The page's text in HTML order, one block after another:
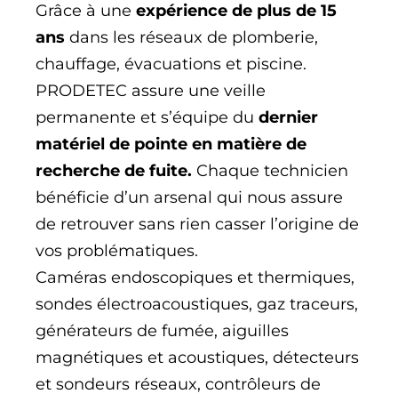
Grâce à une expérience de plus de 15
ans dans les réseaux de plomberie,
chauffage, évacuations et piscine.
PRODETEC assure une veille
permanente et s’équipe du dernier
matériel de pointe en matière de
recherche de fuite. Chaque technicien
bénéficie d’un arsenal qui nous assure
de retrouver sans rien casser l’origine de
vos problématiques.
Caméras endoscopiques et thermiques,
sondes électroacoustiques, gaz traceurs,
générateurs de fumée, aiguilles
magnétiques et acoustiques, détecteurs
et sondeurs réseaux, contrôleurs de